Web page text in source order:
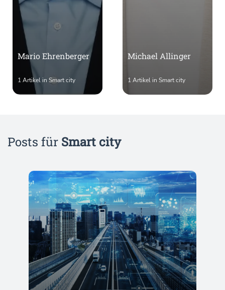
Mario Ehrenberger
1 Artikel in Smart city
Michael Allinger
1 Artikel in Smart city
Posts für Smart city